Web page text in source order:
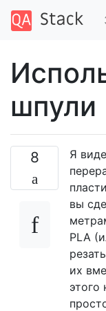
шпули
8
Я
вы
PLA
их
этого